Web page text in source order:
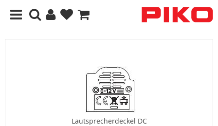
Lautsprecherdeckel DC